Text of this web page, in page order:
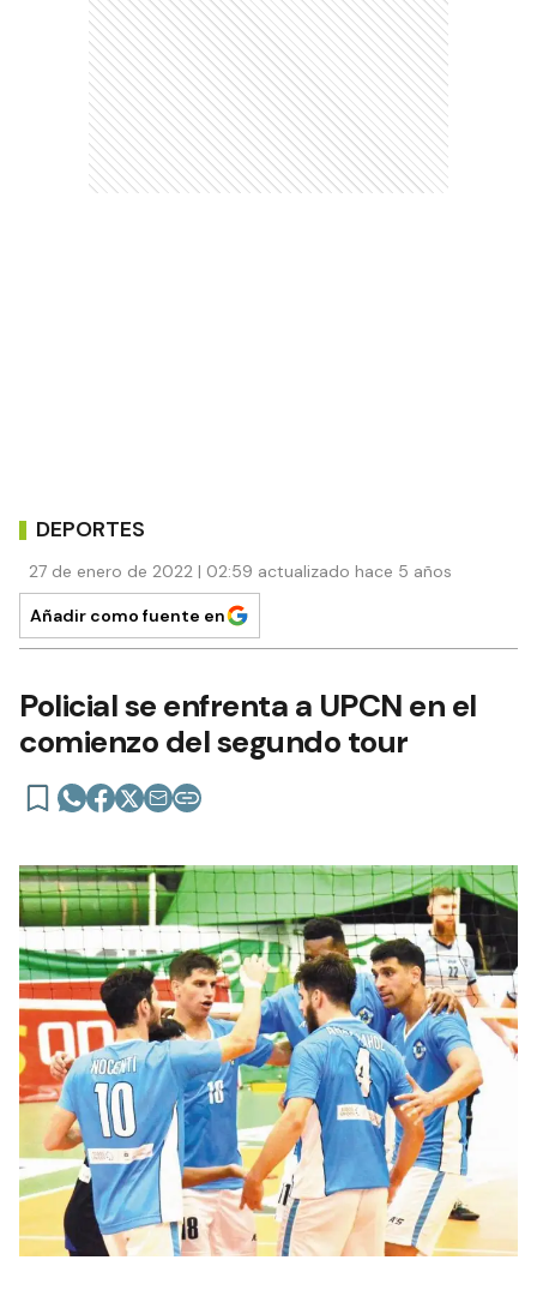
DEPORTES
27 de enero de 2022 | 02:59 actualizado hace 5 años
Añadir como fuente en
Policial se enfrenta a UPCN en el
comienzo del segundo tour